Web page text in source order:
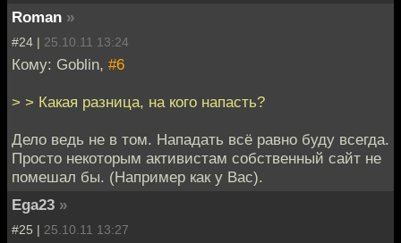
Roman »
#24 | 25.10.11 13:24
Кому: Goblin, #6
> > Какая разница, на кого напасть?
Дело ведь не в том. Нападать всё равно буду всегда.
Просто некоторым активистам собственный сайт не
помешал бы. (Например как у Вас).
Ega23 »
#25 | 25.10.11 13:27